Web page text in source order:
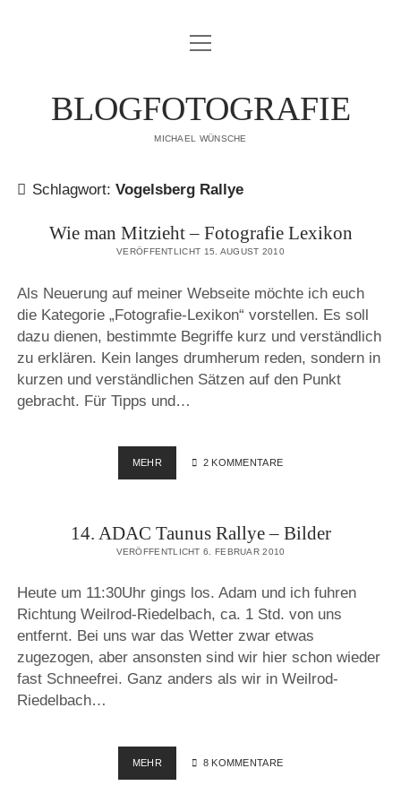
IMPRESSUM
Menü
öffnen
BLOGFOTOGRAFIE
MICHAEL WÜNSCHE
Schlagwort: Vogelsberg Rallye
Wie man Mitzieht – Fotografie Lexikon
VERÖFFENTLICHT 15. AUGUST 2010
Als Neuerung auf meiner Webseite möchte ich euch
die Kategorie „Fotografie-Lexikon“ vorstellen. Es soll
dazu dienen, bestimmte Begriffe kurz und verständlich
zu erklären. Kein langes drumherum reden, sondern in
kurzen und verständlichen Sätzen auf den Punkt
gebracht. Für Tipps und…
MEHRWIE
MAN
FOTOGRAFIE
LEXIKON
2 KOMMENTARE
14. ADAC Taunus Rallye – Bilder
VERÖFFENTLICHT 6. FEBRUAR 2010
Heute um 11:30Uhr gings los. Adam und ich fuhren
Richtung Weilrod-Riedelbach, ca. 1 Std. von uns
entfernt. Bei uns war das Wetter zwar etwas
zugezogen, aber ansonsten sind wir hier schon wieder
fast Schneefrei. Ganz anders als wir in Weilrod-
Riedelbach…
MEHR14.
ADAC
8 KOMMENTARE